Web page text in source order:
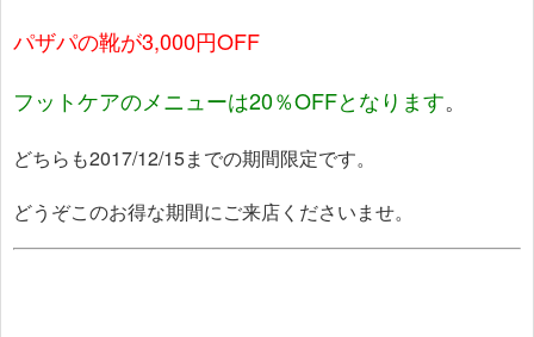
パザパの靴が3,000円OFF
フットケアのメニューは20％OFFとなります。
どちらも2017/12/15までの期間限定です。
どうぞこのお得な期間にご来店くださいませ。